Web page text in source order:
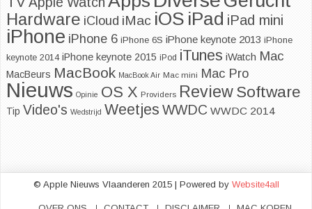
Hardware iCloud iMac iOS iPad iPad mini
iPhone iPhone 6 iPhone 6S iPhone keynote 2013 iPhone
keynote 2014 iPhone keynote 2015 iPod iTunes iWatch Mac
MacBeurs MacBook MacBook Air Mac mini Mac Pro
Nieuws Opinie OS X Providers ReviewSoftware
Tip Video's Wedstrijd Weetjes WWDC WWDC 2014
© Apple Nieuws Vlaanderen 2015 | Powered by Website4all